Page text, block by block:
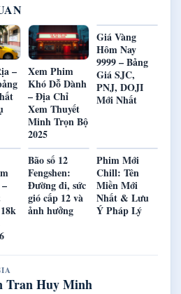
–
Xem Phim
Khó Dỗ Dành
– Địa Chỉ
Xem Thuyết
Minh Trọn Bộ
2025
Giá Vàng
Hôm Nay
9999 – Bảng
Giá SJC,
PNJ, DOJI
Mới Nhất
Bão số 12
Fengshen:
Đường đi, sức
gió cấp 12 và
ảnh hưởng
Phim Mới
Chill: Tên
Miền Mới
Nhất & Lưu
Ý Pháp Lý
Tran Huy Minh